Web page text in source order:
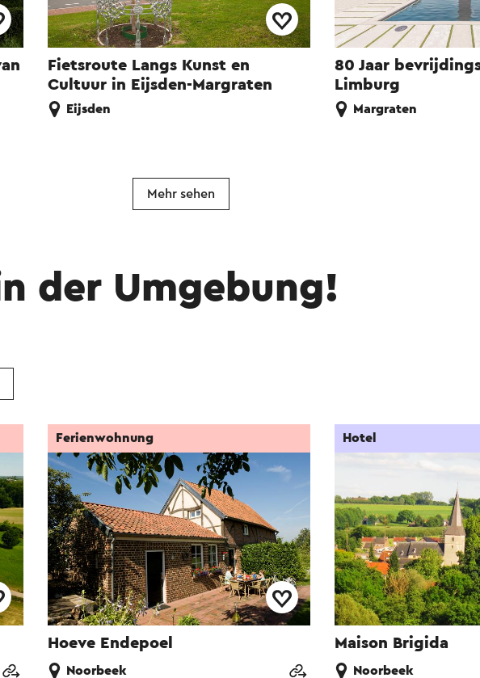
Fietsroute Langs Kunst en
Cultuur in Eijsden-Margraten
Eijsden
80 Jaar
Limburg
Margraten
Mehr sehen
der Umgebung!
Hoeve Endepoel
Ferienwohnung
Noorbeek
Maison Brigida
Hotel
Noorbeek